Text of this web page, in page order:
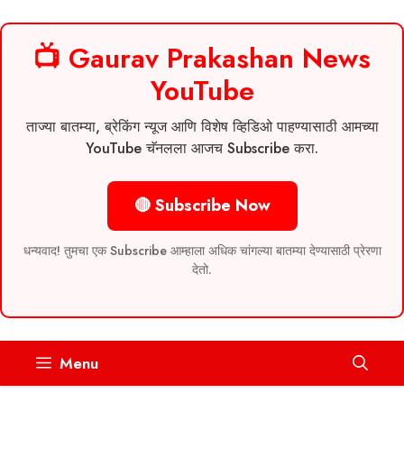
📺 Gaurav Prakashan News
YouTube
ताज्या बातम्या, ब्रेकिंग न्यूज आणि विशेष व्हिडिओ पाहण्यासाठी आमच्या
YouTube चॅनलला आजच Subscribe करा.
🔴 Subscribe Now
धन्यवाद! तुमचा एक Subscribe आम्हाला अधिक चांगल्या बातम्या देण्यासाठी प्रेरणा
देतो.
Menu